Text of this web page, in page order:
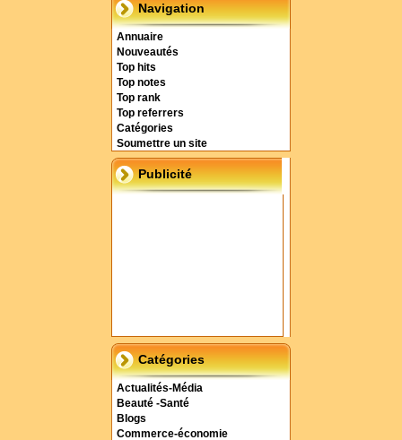
Navigation
Annuaire
Nouveautés
Top hits
Top notes
Top rank
Top referrers
Catégories
Soumettre un site
Publicité
Catégories
Actualités-Média
Beauté -Santé
Blogs
Commerce-économie